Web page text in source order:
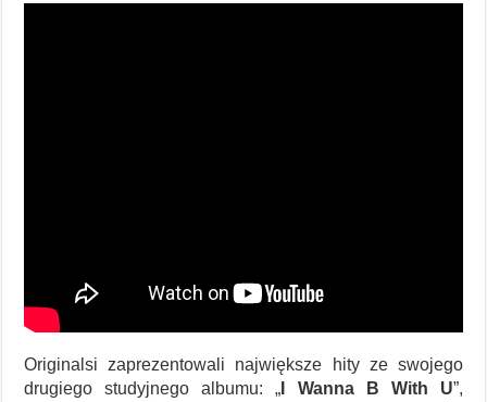
Originalsi zaprezentowali największe hity ze swojego
drugiego studyjnego albumu: „ I Wanna B With U”,